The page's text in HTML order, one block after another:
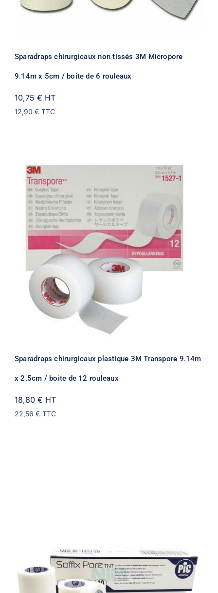
Sparadraps chirurgicaux non tissés 3M Micropore
9.14m x 5cm / boite de 6 rouleaux
10,75 € HT
12,90 € TTC
Sparadraps chirurgicaux plastique 3M Transpore 9.14m
x 2.5cm / boite de 12 rouleaux
18,80 € HT
22,56 € TTC